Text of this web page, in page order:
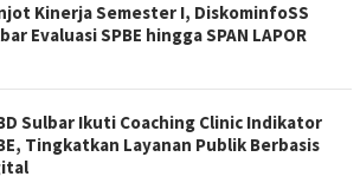
Kinerja Semester I, DiskominfoSS
Evaluasi SPBE hingga SPAN LAPOR
Sulbar Ikuti Coaching Clinic Indikator
Tingkatkan Layanan Publik Berbasis